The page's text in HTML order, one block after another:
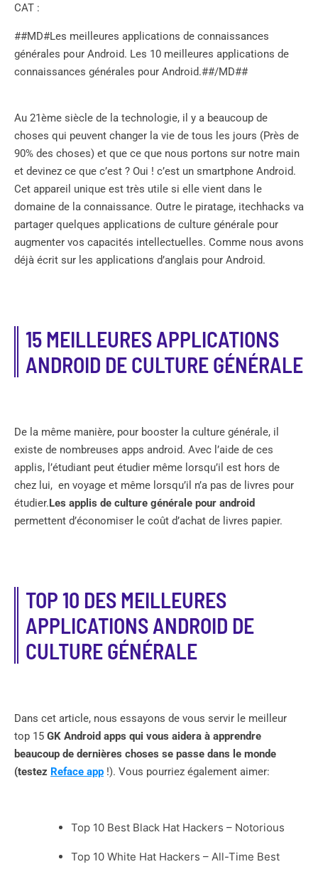
CAT :
##MD#Les meilleures applications de connaissances
générales pour Android. Les 10 meilleures applications de
connaissances générales pour Android.##/MD##
Au 21ème siècle de la technologie, il y a beaucoup de
choses qui peuvent changer la vie de tous les jours (Près de
90% des choses) et que ce que nous portons sur notre main
et devinez ce que c’est ? Oui ! c’est un smartphone Android.
Cet appareil unique est très utile si elle vient dans le
domaine de la connaissance. Outre le piratage, itechhacks va
partager quelques applications de culture générale pour
augmenter vos capacités intellectuelles. Comme nous avons
déjà écrit sur les applications d’anglais pour Android.
15 MEILLEURES APPLICATIONS
ANDROID DE CULTURE GÉNÉRALE
De la même manière, pour booster la culture générale, il
existe de nombreuses apps android. Avec l’aide de ces
applis, l’étudiant peut étudier même lorsqu’il est hors de
chez lui, en voyage et même lorsqu’il n’a pas de livres pour
étudier.Les applis de culture générale pour android
permettent d’économiser le coût d’achat de livres papier.
TOP 10 DES MEILLEURES
APPLICATIONS ANDROID DE
CULTURE GÉNÉRALE
Dans cet article, nous essayons de vous servir le meilleur
top 15 GK Android apps qui vous aidera à apprendre
beaucoup de dernières choses se passe dans le monde
(testez Reface app !). Vous pourriez également aimer:
Top 10 Best Black Hat Hackers – Notorious
Top 10 White Hat Hackers – All-Time Best